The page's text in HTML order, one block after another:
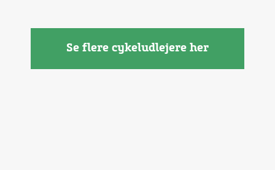
Se flere cykeludlejere her